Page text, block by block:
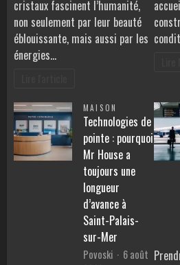
cristaux fascinent l’humanité,
non seulement par leur beauté
éblouissante, mais aussi par les
énergies…
MAISON
Technologies de
pointe : pourquoi
Mr House a
toujours une
longueur
d’avance à
Saint-Palais-
sur-Mer
Povoski
6 août